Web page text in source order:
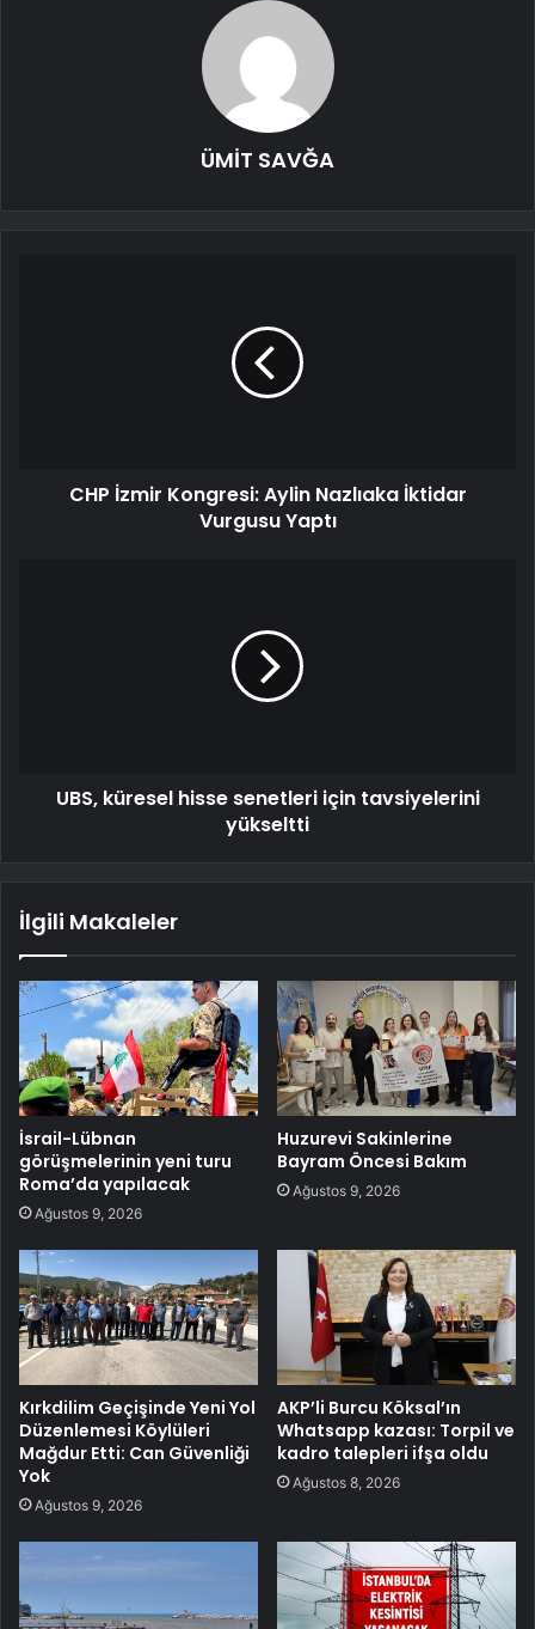
ÜMİT SAVĞA
CHP İzmir Kongresi: Aylin Nazlıaka İktidar
Vurgusu Yaptı
UBS, küresel hisse senetleri için tavsiyelerini
yükseltti
İlgili Makaleler
İsrail-Lübnan
görüşmelerinin yeni turu
Roma’da yapılacak
Ağustos 9, 2026
Huzurevi Sakinlerine
Bayram Öncesi Bakım
Ağustos 9, 2026
Kırkdilim Geçişinde Yeni Yol
Düzenlemesi Köylüleri
Mağdur Etti: Can Güvenliği
Yok
Ağustos 9, 2026
AKP’li Burcu Köksal’ın
Whatsapp kazası: Torpil ve
kadro talepleri ifşa oldu
Ağustos 8, 2026